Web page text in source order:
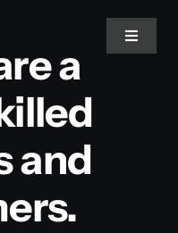
Toggle
a
and